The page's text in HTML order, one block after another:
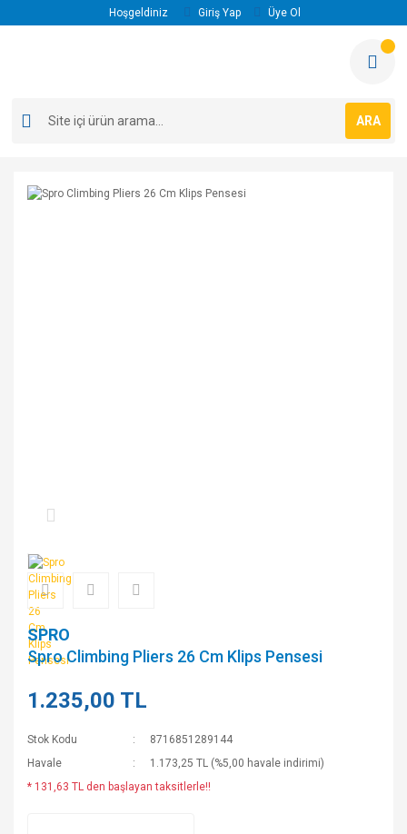
Hoşgeldiniz Giriş Yap Üye Ol
ARA
SPRO
Spro Climbing Pliers 26 Cm Klips Pensesi
1.235,00 TL
Stok Kodu
8716851289144
Havale
1.173,25 TL (%5,00 havale indirimi)
* 131,63 TL den başlayan taksitlerle!!